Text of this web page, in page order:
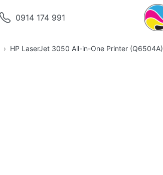
0914 174 991
HP LaserJet 3050 All-in-One Printer (Q6504A)